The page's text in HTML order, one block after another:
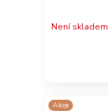
Není skladem
Akce